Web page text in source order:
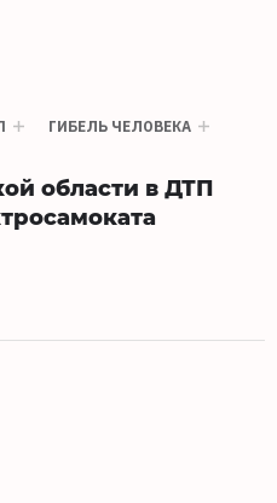
ГИБЕЛЬ ЧЕЛОВЕКА
области в ДТП